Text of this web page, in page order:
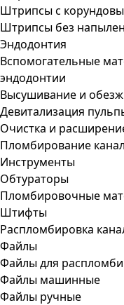
Штрипсы c
Штрипсы без
Эндодонтия
Вспомогательные
эндодонтии
Высушивание и
Девитализация
Очистка и
Пломбирование
Инструменты
Обтураторы
Пломбировочные
Штифты
Распломбировка
Файлы
Файлы для
Файлы машинные
Файлы ручные